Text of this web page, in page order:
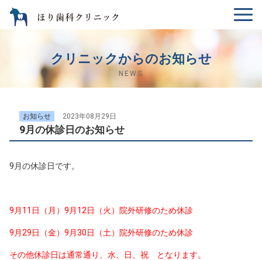
クリニックからのお知らせ
NEWS
お知らせ 2023年08月29日
9月の休診日のお知らせ
9月の休診日です。
9月11日（月）9月12日（火 ）院外研修のため休診
9月29日（金）9月30日（土）院外研修のため休診
その他休診日は通常通り、水、日、祝 となります。